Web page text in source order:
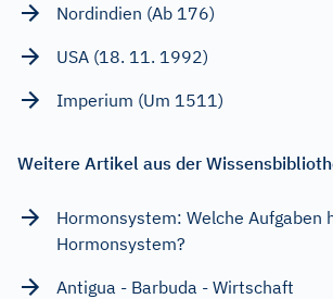
Nordindien (Ab 176)
USA (18. 11. 1992)
Imperium (Um 1511)
Weitere Artikel aus der
Hormonsystem: Welche Aufgaben
Hormonsystem?
Antigua - Barbuda - Wirtschaft